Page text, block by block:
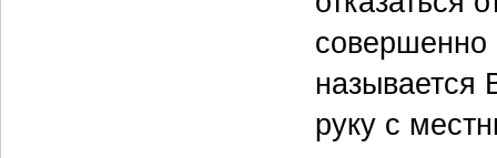
совершенно
называется
руку с